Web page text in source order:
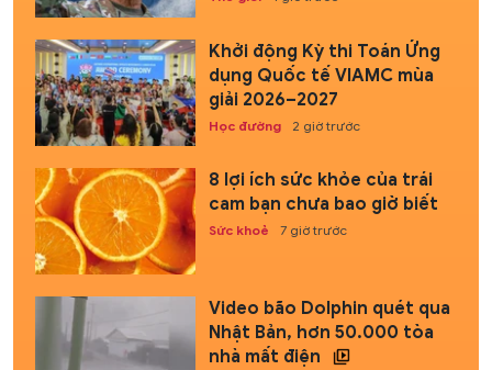
Khởi động Kỳ thi Toán Ứng
dụng Quốc tế VIAMC mùa
giải 2026–2027
Học đường 2 giờ trước
8 lợi ích sức khỏe của trái
cam bạn chưa bao giờ biết
Sức khoẻ 7 giờ trước
Video bão Dolphin quét qua
Nhật Bản, hơn 50.000 tòa
nhà mất điện